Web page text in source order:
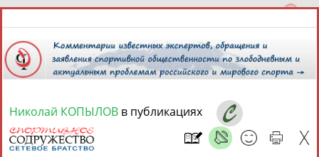
8 августа 2026 года,
СПОРТСМЕНЫ, ТРЕНЕРЫ И СПЕЦИАЛИСТЫ
Николай КОПЫЛОВ в публикациях